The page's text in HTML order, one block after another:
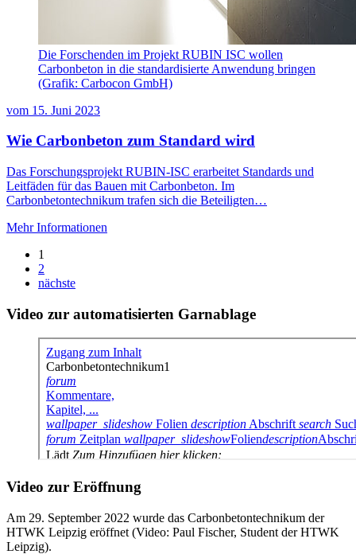
Die Forschenden im Projekt RUBIN ISC wollen
Carbonbeton in die standardisierte Anwendung bringen
(Grafik: Carbocon GmbH)
vom 15. Juni 2023
Wie Carbonbeton zum Standard wird
Das Forschungsprojekt RUBIN-ISC erarbeitet Standards und
Leitfäden für das Bauen mit Carbonbeton. Im
Carbonbetontechnikum trafen sich die Beteiligten…
Mehr Informationen
1
2
nächste
Video zur automatisierten Garnablage
Video zur Eröffnung
Am 29. September 2022 wurde das Carbonbetontechnikum der
HTWK Leipzig eröffnet (Video: Paul Fischer, Student der HTWK
Leipzig).